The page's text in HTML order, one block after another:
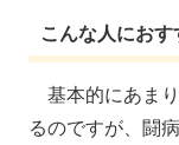
こんな人におす
基本的にあま
るのですが、闘